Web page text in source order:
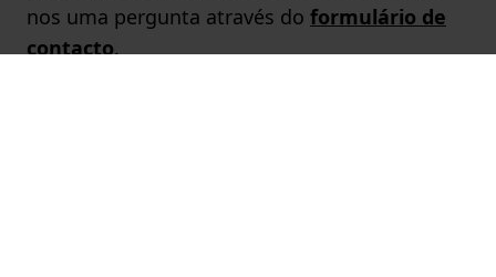
nos uma pergunta através do formulário de
contacto.